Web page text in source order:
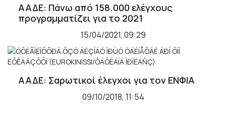
ΑΑΔΕ: Πάνω από 158.000 ελέγχους
προγραμματίζει για το 2021
15/04/2021, 09:29
ΑΑΔΕ: Σαρωτικοί έλεγχοι για τον ΕΝΦΙΑ
09/10/2018, 11:54